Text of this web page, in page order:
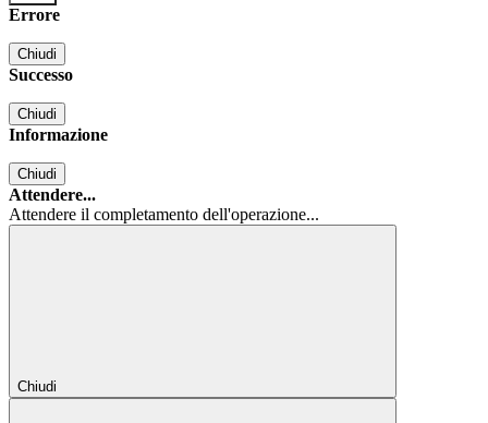
Errore
Chiudi
Successo
Chiudi
Informazione
Chiudi
Attendere...
Attendere il completamento dell'operazione...
Chiudi